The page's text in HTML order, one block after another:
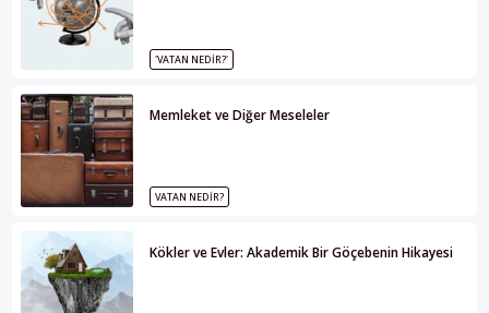
'VATAN NEDİR?'
Memleket ve Diğer Meseleler
VATAN NEDIR?
Kökler ve Evler: Akademik Bir Göçebenin Hikayesi